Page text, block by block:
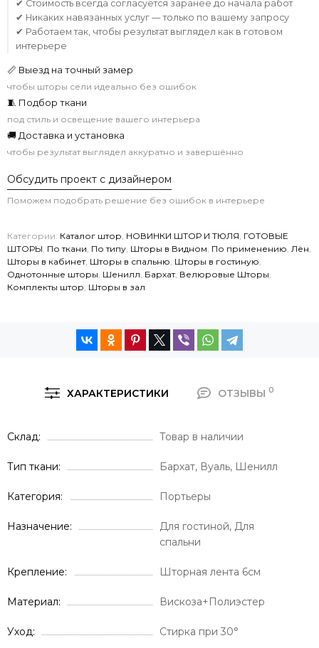
✔ Стоимость всегда согласуется заранее до начала работ
✔ Никаких навязанных услуг — только по вашему запросу
✔ Работаем так, чтобы результат выглядел как в готовом
интерьере
📏 Выезд на точный замер
чтобы шторы сели идеально без ошибок
🧵 Подбор ткани
под стиль и освещение вашего интерьера
🚚 Доставка и установка
чтобы результат выглядел аккуратно и завершённо
Обсудить проект с дизайнером
Поможем подобрать решение без ошибок в интерьере
Категории: Каталог штор НОВИНКИ ШТОР И ТЮЛЯ ГОТОВЫЕ
ШТОРЫ По ткани По типу Шторы в Видном По применению Лён
Шторы в кабинет, Шторы в спальню Шторы в гостиную
Однотонные шторы Шенилл Бархат, Велюровые Шторы
Комплекты штор Шторы в зал
ХАРАКТЕРИСТИКИ ОТЗЫВЫ 0
Склад Товар в наличии
Тип ткани Бархат, Вуаль, Шенилл
Категория Портьеры
Назначение
Для гостиной, Для
спальни
Крепление Шторная лента 6см
Материал Вискоза+Полиэстер
Уход Стирка при 30°